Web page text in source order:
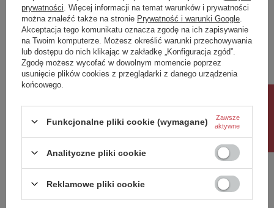
Napisz swoją opinię
Twoja ocena:
5/5
Dodaj własne zdjęcie produktu:
prywatności . Więcej informacji na temat warunków i prywatności
można znaleźć także na stronie Prywatność i warunki Google
Akceptacja tego komunikatu oznacza zgodę na ich zapisywanie
na Twoim komputerze. Możesz określić warunki przechowywania
lub dostępu do nich klikając w zakładkę „Konfiguracja zgód”.
Zgodę możesz wycofać w dowolnym momencie poprzez
usunięcie plików cookies z przeglądarki z danego urządzenia
końcowego.
Funkcjonalne pliki cookie (wymagane)
Zawsze
aktywne
Analityczne pliki cookie
Reklamowe pliki cookie